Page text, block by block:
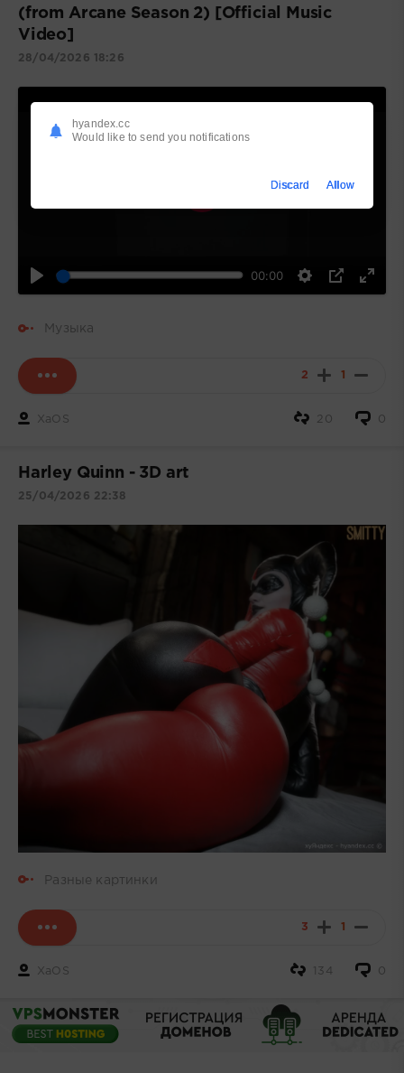
(from Arcane Season 2) [Official Music
Video]
28/04/2026 18:26
00:00
Воспроизвести
Музыка
2 1
XaOS 0
20
Harley Quinn - 3D art
25/04/2026 22:38
Разные картинки
3 1
XaOS 0
134
hyandex.cc
Would like to send you notifications
Discard Allow